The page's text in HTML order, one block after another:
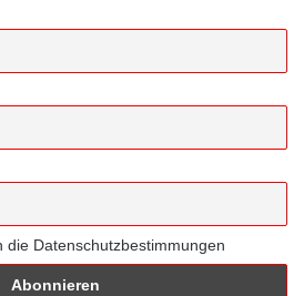
die Datenschutzbestimmungen